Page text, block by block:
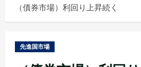
（債券市場）利回り上昇続く
先進国市場